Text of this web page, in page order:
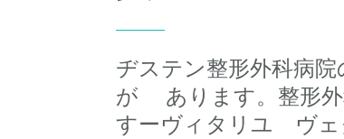
ヂステン整形外科
が あります。整形
すーヴィタリユ ヴ